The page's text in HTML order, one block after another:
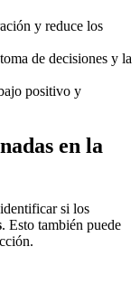
y reduce los
de decisiones y la
positivo y
en la
si los
. Esto también puede